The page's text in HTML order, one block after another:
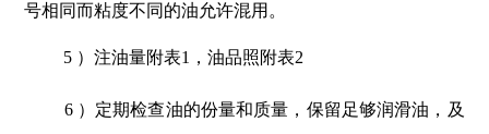
号相同而粘度不同的油允许混用。
5 ）注油量附表1，油品照附表2
6 ）定期检查油的份量和质量，保留足够润滑油，及